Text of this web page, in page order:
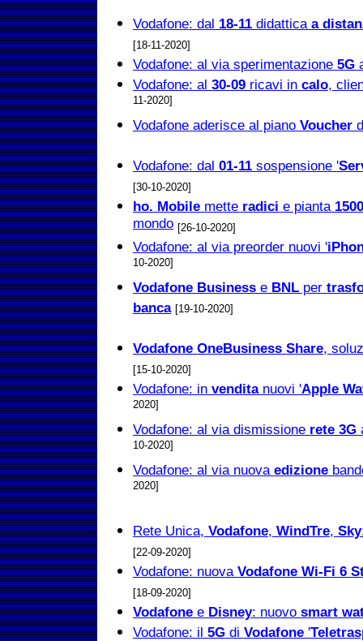
Vodafone: dal 18-11 didattica a
[18-11-2020]
Vodafone: al via sperimentazione 5G
Vodafone: al 30-09 ricavi in calo,
11-2020]
Vodafone aderisce al piano Voucher
Vodafone: dal 01-11 sospensione '
[30-10-2020]
ho. Mobile mette radici e pianta 1500
mondo [26-10-2020]
Vodafone: al via preorder nuovi '
10-2020]
Vodafone Business e BNL per
banca [19-10-2020]
Vodafone OneBusiness Share,
[15-10-2020]
Vodafone: in venditanuovi 'Apple
2020]
Vodafone: al via dismissione rete 3G
10-2020]
Vodafone: al via nuova edizione
2020]
Rete Unica, Vodafone, WindTre, Sky
[22-09-2020]
Vodafone: nuova Vodafone Wi-Fi 6
[18-09-2020]
Vodafone e Disney: nuovo smart
Vodafone: il 5G di Vodafone '